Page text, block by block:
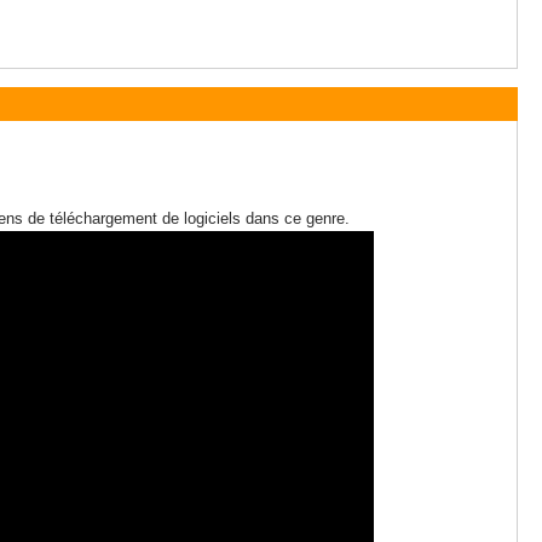
de téléchargement de logiciels dans ce genre.